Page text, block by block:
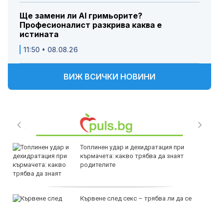
Ще замени ли AI гримьорите?
Професионалист разкрива каква е
истината
11:50 • 08.08.26
ВИЖ ВСИЧКИ НОВИНИ
Топлинен удар и дехидратация при
кърмачета: какво трябва да знаят
родителите
Кървене след секс – трябва ли да се